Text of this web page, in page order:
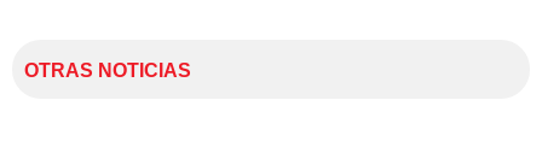
OTRAS NOTICIAS